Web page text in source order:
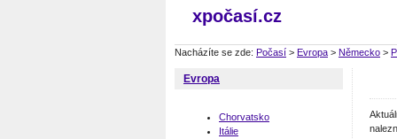
xpočasí.cz
Nacházíte se zde: Počasí > Evropa > Německo >
Evropa
Chorvatsko
Itálie